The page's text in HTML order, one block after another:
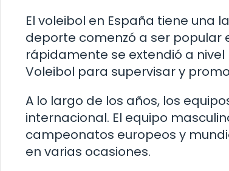
El voleibol en España tiene una
deporte comenzó a ser popular
rápidamente se extendió a nivel
Voleibol para supervisar y
A lo largo de los años, los
internacional. El equipo
campeonatos europeos y
en varias ocasiones.